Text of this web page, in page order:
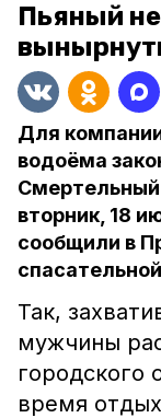
Пьяный
Для
водоёма
вторник, 18
сообщили в
Так,
мужчины
городского
время